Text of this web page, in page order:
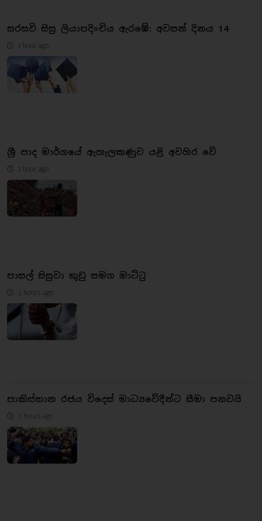
සරසවි සිසු ලියාපදිංචිය ඇරඹේ: අවසන් දිනය 14
1 hour ago
ශ්‍රී පාද මාර්ගයේ ඇහැලකණුව යළි අවහිර වේ
1 hour ago
පාසල් සිසුවා කුඩු සමග මාට්ටු
2 hours ago
පාකිස්තාන රජය විදෙස් මාධ්‍යවේදීන්ට සීමා පනවයි
3 hours ago